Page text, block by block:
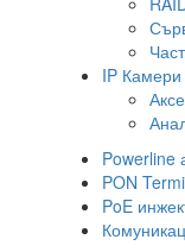
IP Камери
Powerline
PON
PoE